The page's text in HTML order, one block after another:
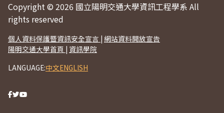
Copyright © 2026 國立陽明交通大學資訊工程學系 All
rights reserved
個人資料保護暨資訊安全宣言 | 網站資料開放宣告
陽明交通大學首頁 | 資訊學院
LANGUAGE:中文ENGLISH